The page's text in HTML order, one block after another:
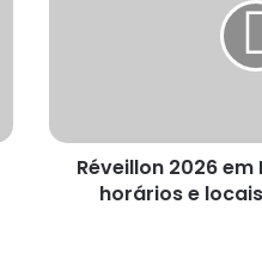
Réveillon 2026
horários e